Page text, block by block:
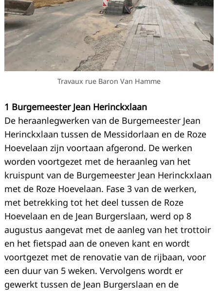
Travaux rue Baron Van Hamme
1 Burgemeester Jean Herinckxlaan
De heraanlegwerken van de Burgemeester Jean
Herinckxlaan tussen de Messidorlaan en de Roze
Hoevelaan zijn voortaan afgerond. De werken
worden voortgezet met de heraanleg van het
kruispunt van de Burgemeester Jean Herinckxlaan
met de Roze Hoevelaan. Fase 3 van de werken,
met betrekking tot het deel tussen de Roze
Hoevelaan en de Jean Burgerslaan, werd op 8
augustus aangevat met de aanleg van het trottoir
en het fietspad aan de oneven kant en wordt
voortgezet met de renovatie van de rijbaan, voor
een duur van 5 weken. Vervolgens wordt er
gewerkt tussen de Jean Burgerslaan en de